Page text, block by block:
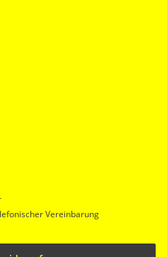
Vereinbarung